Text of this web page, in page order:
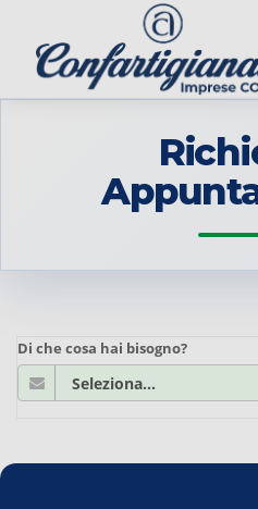
Di che cosa hai bisogno?